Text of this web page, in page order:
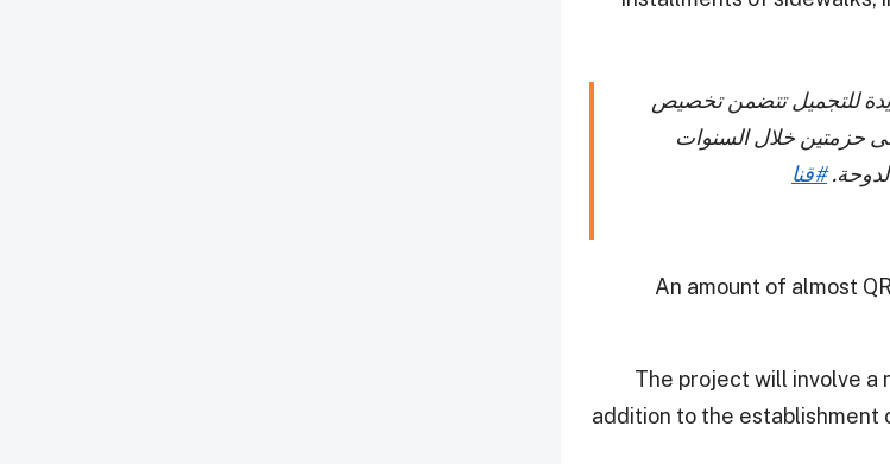
جديدة للتجميل تتضمن تخصيص
على حزمتين خلال السنوات
#قنا
An amount of almost
The project will involve a
addition to the establishment